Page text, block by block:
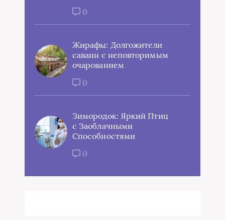
0
Жирафы: Долгожители
саванн с неповторимым
очарованием
0
Зимородок: Яркий Птиц
с Заоблачными
Способностями
0